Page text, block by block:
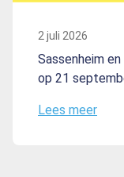
2 juli 2026
Sassenheim
op 21
Lees meer